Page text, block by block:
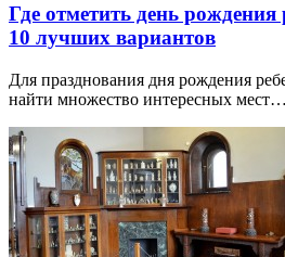
Где отметить день
10 лучших вариантов
Для празднования дня рождения
найти множество интересных мест…